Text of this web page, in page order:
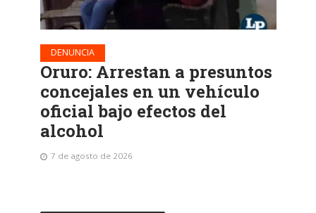
DENUNCIA
Oruro: Arrestan a presuntos
concejales en un vehículo
oficial bajo efectos del
alcohol
7 de agosto de 2026